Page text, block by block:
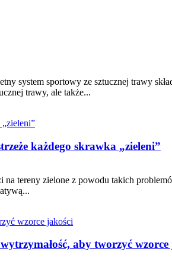
system sportowy ze sztucznej trawy
trawy, ale także...
każdego skrawka „zieleni”
na tereny zielone z powodu takich
aby tworzyć wzorce